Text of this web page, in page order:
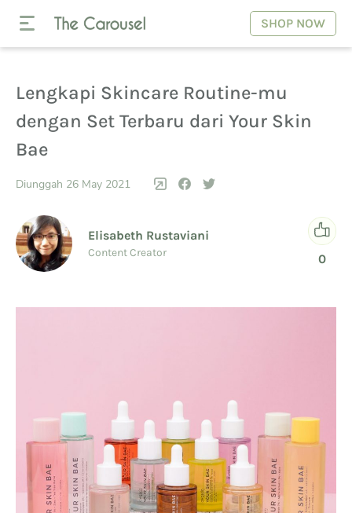
SHOP NOW
Lengkapi Skincare Routine-mu
dengan Set Terbaru dari Your Skin
Bae
Diunggah 26 May 2021
Elisabeth Rustaviani
Content Creator 0